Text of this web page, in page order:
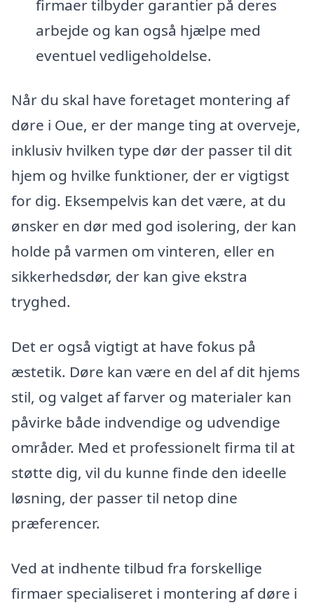
firmaer tilbyder garantier på deres
arbejde og kan også hjælpe med
eventuel vedligeholdelse.
Når du skal have foretaget montering af
døre i Oue, er der mange ting at overveje,
inklusiv hvilken type dør der passer til dit
hjem og hvilke funktioner, der er vigtigst
for dig. Eksempelvis kan det være, at du
ønsker en dør med god isolering, der kan
holde på varmen om vinteren, eller en
sikkerhedsdør, der kan give ekstra
tryghed.
Det er også vigtigt at have fokus på
æstetik. Døre kan være en del af dit hjems
stil, og valget af farver og materialer kan
påvirke både indvendige og udvendige
områder. Med et professionelt firma til at
støtte dig, vil du kunne finde den ideelle
løsning, der passer til netop dine
præferencer.
Ved at indhente tilbud fra forskellige
firmaer specialiseret i montering af døre i